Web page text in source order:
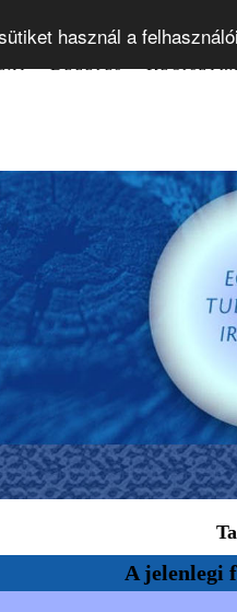
használ a
A jelenlegi